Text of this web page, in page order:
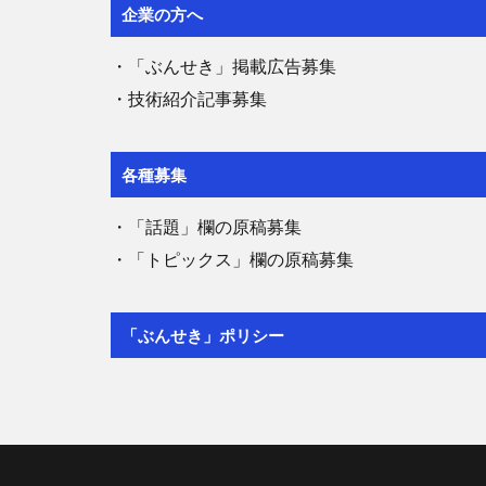
企業の方へ
・「ぶんせき」掲載広告募集
・技術紹介記事募集
各種募集
・「話題」欄の原稿募集
・「トピックス」欄の原稿募集
「ぶんせき」ポリシー